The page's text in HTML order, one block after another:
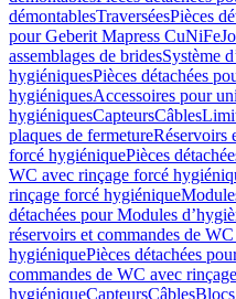
démontablesTraverséesPièces
pour Geberit Mapress CuNiFe
assemblages de bridesSystème
hygiéniquesPièces détachées
hygiéniquesAccessoires pour
hygiéniquesCapteursCâbles
plaques de fermetureRéservoirs
forcé hygiéniquePièces
WC avec rinçage forcé
rinçage forcé hygiénique
détachées pour Modules
réservoirs et commandes de
hygiéniquePièces détachées
commandes de WC avec
hygiéniqueCapteursCâbles